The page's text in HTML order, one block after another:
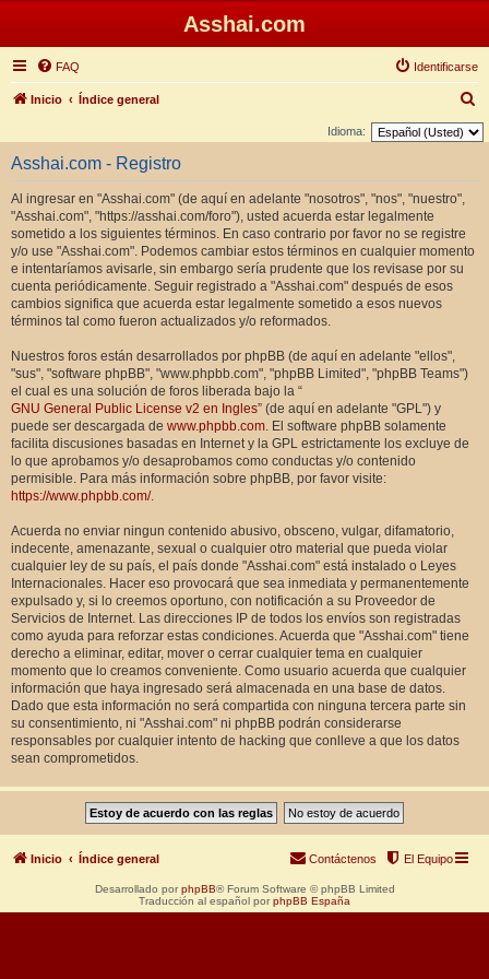
Asshai.com
FAQ Identificarse
Inicio Índice general
u
Idioma:
Asshai.com - Registro
Al ingresar en "Asshai.com" (de aquí en adelante "nosotros", "nos", "nuestro",
"Asshai.com", "https://asshai.com/foro"), usted acuerda estar legalmente
sometido a los siguientes términos. En caso contrario por favor no se registre
y/o use "Asshai.com". Podemos cambiar estos términos en cualquier momento
e intentaríamos avisarle, sin embargo sería prudente que los revisase por su
cuenta periódicamente. Seguir registrado a "Asshai.com" después de esos
cambios significa que acuerda estar legalmente sometido a esos nuevos
términos tal como fueron actualizados y/o reformados.
Nuestros foros están desarrollados por phpBB (de aquí en adelante "ellos",
"sus", "software phpBB", "www.phpbb.com", "phpBB Limited", "phpBB Teams")
el cual es una solución de foros liberada bajo la “
GNU General Public License v2 en Ingles” (de aquí en adelante "GPL") y
puede ser descargada de www.phpbb.com. El software phpBB solamente
facilita discusiones basadas en Internet y la GPL estrictamente los excluye de
lo que aprobamos y/o desaprobamos como conductas y/o contenido
permisible. Para más información sobre phpBB, por favor visite:
https://www.phpbb.com/.
Acuerda no enviar ningun contenido abusivo, obsceno, vulgar, difamatorio,
indecente, amenazante, sexual o cualquier otro material que pueda violar
cualquier ley de su país, el país donde "Asshai.com" está instalado o Leyes
Internacionales. Hacer eso provocará que sea inmediata y permanentemente
expulsado y, si lo creemos oportuno, con notificación a su Proveedor de
Servicios de Internet. Las direcciones IP de todos los envíos son registradas
como ayuda para reforzar estas condiciones. Acuerda que "Asshai.com" tiene
derecho a eliminar, editar, mover o cerrar cualquier tema en cualquier
momento que lo creamos conveniente. Como usuario acuerda que cualquier
información que haya ingresado será almacenada en una base de datos.
Dado que esta información no será compartida con ninguna tercera parte sin
su consentimiento, ni "Asshai.com" ni phpBB podrán considerarse
responsables por cualquier intento de hacking que conlleve a que los datos
sean comprometidos.
Inicio Índice general El Equipo
Contáctenos
Desarrollado por phpBB® Forum Software © phpBB Limited
Traducción al español por phpBB España